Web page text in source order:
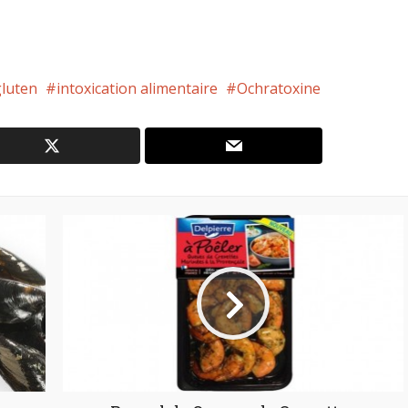
intoxication alimentaire Ochratoxine